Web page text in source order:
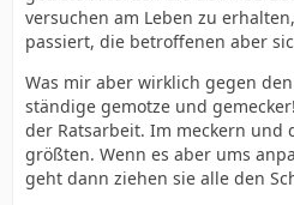
versuchen am Leben zu
passiert, die betroffenen aber
Was mir aber wirklich gegen
ständige gemotze und
der Ratsarbeit. Im meckern und
größten. Wenn es aber ums
geht dann ziehen sie alle den